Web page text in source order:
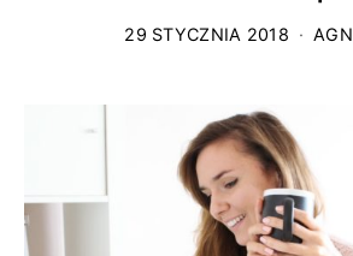
29 STYCZNIA 2018